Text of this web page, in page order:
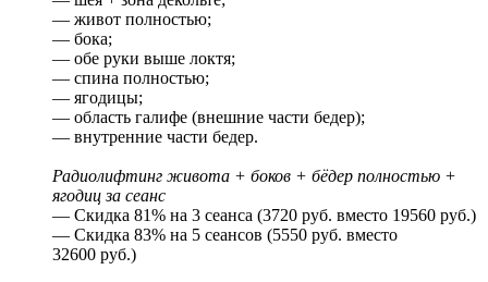
— живот полностью;
— бока;
— обе руки выше локтя;
— спина полностью;
— ягодицы;
— область галифе (внешние части бедер);
— внутренние части бедер.
Радиолифтинг живота + боков + бёдер полностью +
ягодиц за сеанс
— Скидка 81% на 3 сеанса (3720 руб. вместо 19560 руб.)
— Скидка 83% на 5 сеансов (5550 руб. вместо
32600 руб.)